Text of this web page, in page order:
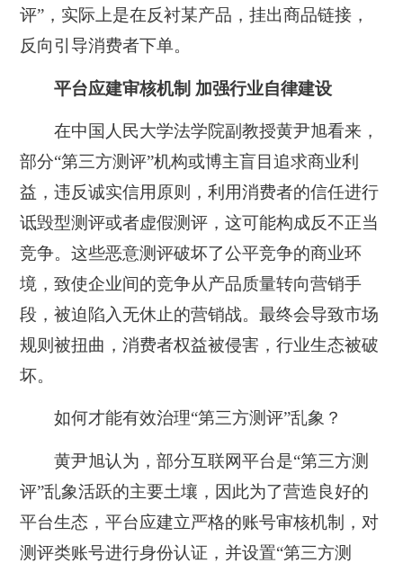
评”，实际上是在反衬某产品，挂出商品链接，
反向引导消费者下单。
平台应建审核机制 加强行业自律建设
在中国人民大学法学院副教授黄尹旭看来，
部分“第三方测评”机构或博主盲目追求商业利
益，违反诚实信用原则，利用消费者的信任进行
诋毁型测评或者虚假测评，这可能构成反不正当
竞争。这些恶意测评破坏了公平竞争的商业环
境，致使企业间的竞争从产品质量转向营销手
段，被迫陷入无休止的营销战。最终会导致市场
规则被扭曲，消费者权益被侵害，行业生态被破
坏。
如何才能有效治理“第三方测评”乱象？
黄尹旭认为，部分互联网平台是“第三方测
评”乱象活跃的主要土壤，因此为了营造良好的
平台生态，平台应建立严格的账号审核机制，对
测评类账号进行身份认证，并设置“第三方测